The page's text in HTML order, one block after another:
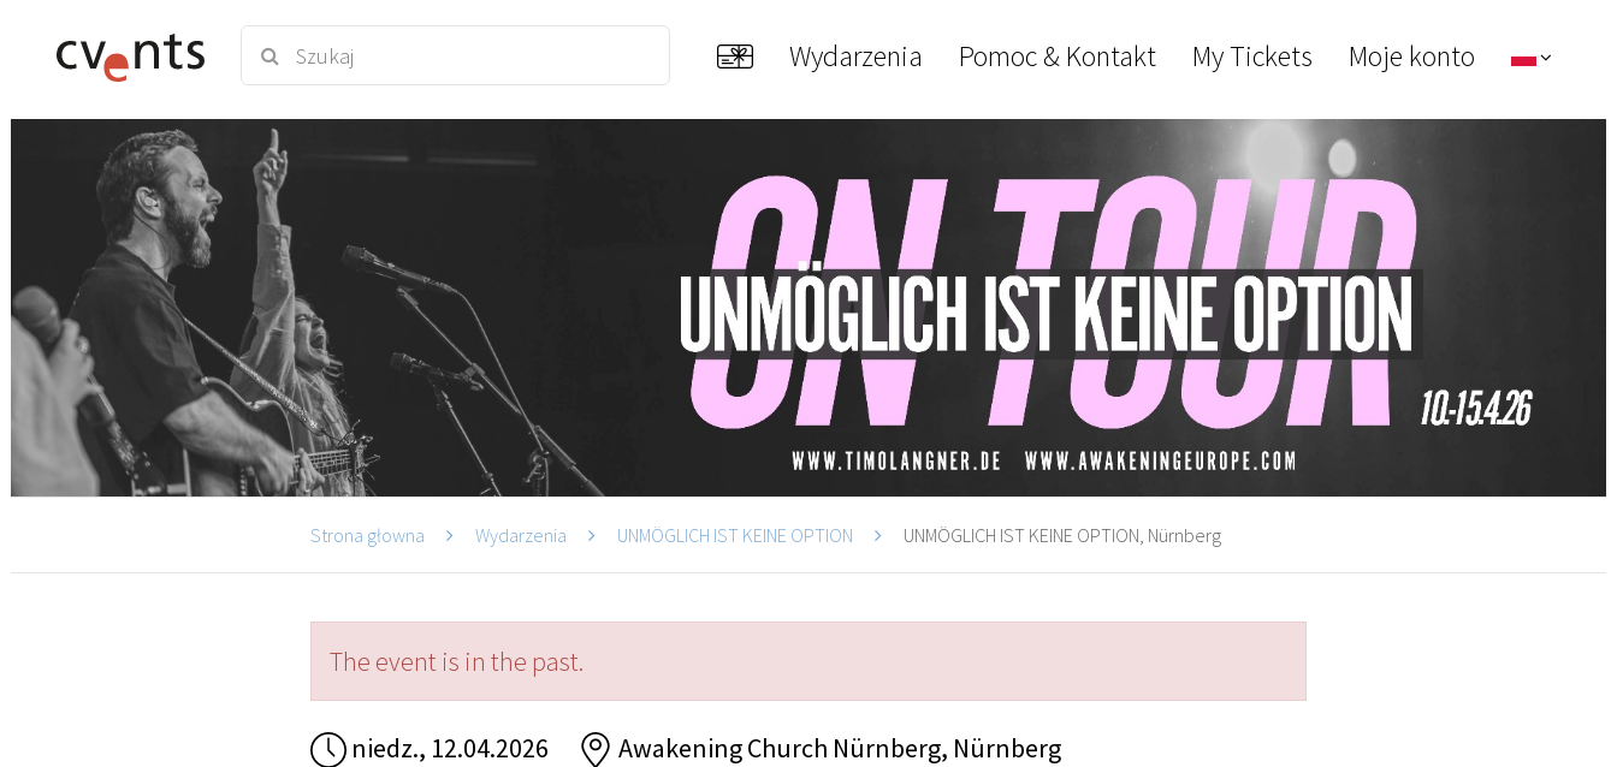
Wydarzenia Pomoc & Kontakt My Tickets Moje konto
Strona głowna Wydarzenia UNMÖGLICH IST KEINE OPTION UNMÖGLICH IST KEINE OPTION, Nürnberg
The event is in the past.
niedz., 12.04.2026 Awakening Church Nürnberg, Nürnberg